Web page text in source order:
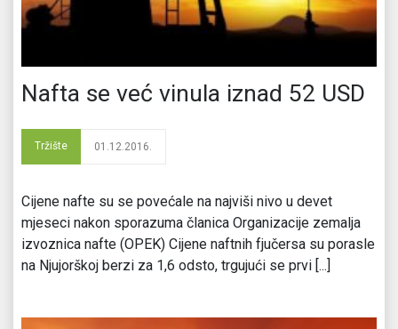
Nafta se već vinula iznad 52 USD
Tržište 01.12.2016.
Cijene nafte su se povećale na najviši nivo u devet
mjeseci nakon sporazuma članica Organizacije zemalja
izvoznica nafte (OPEK) Cijene naftnih fjučersa su porasle
na Njujorškoj berzi za 1,6 odsto, trgujući se prvi [...]